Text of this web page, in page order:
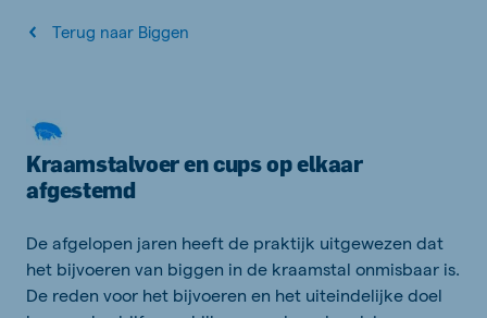
Terug naar Biggen
Kraamstalvoer en cups op elkaar
afgestemd
De afgelopen jaren heeft de praktijk uitgewezen dat
het bijvoeren van biggen in de kraamstal onmisbaar is.
De reden voor het bijvoeren en het uiteindelijke doel